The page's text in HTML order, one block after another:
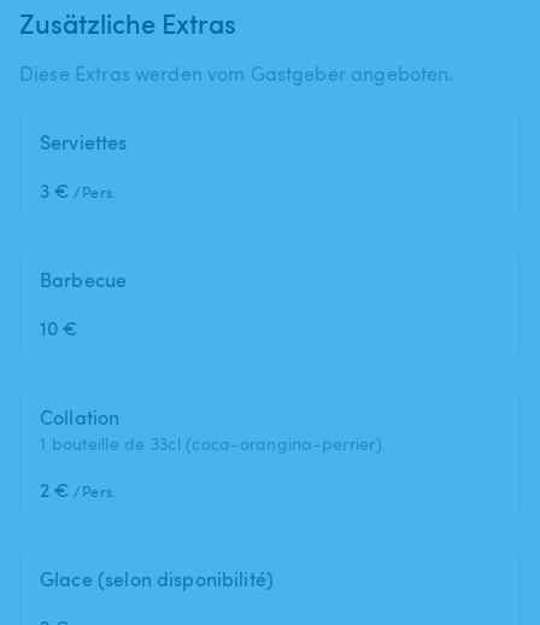
Zusätzliche Extras
Diese Extras werden vom Gastgeber angeboten.
Serviettes
3 € /Pers.
Barbecue
10 €
Collation
1 bouteille de 33cl (coca-orangina-perrier)
2 € /Pers.
Glace (selon disponibilité)